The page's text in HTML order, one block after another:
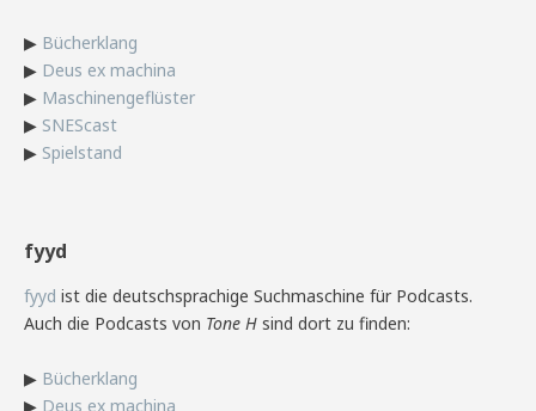
▶ Bücherklang
▶ Deus ex machina
▶ Maschinengeflüster
▶ SNEScast
▶ Spielstand
fyyd
fyyd ist die deutschsprachige Suchmaschine für Podcasts.
Auch die Podcasts von Tone H sind dort zu finden:
▶ Bücherklang
▶ Deus ex machina